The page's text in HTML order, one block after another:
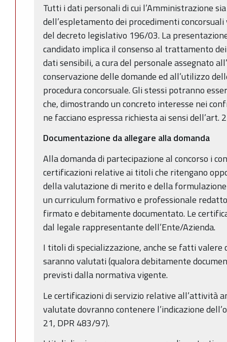
Tutti i dati personali di cui l’Amministrazione
dell’espletamento dei procedimenti
del decreto legislativo 196/03. La
candidato implica il consenso al trattamento
dati sensibili, a cura del personale assegnato
conservazione delle domande ed all’utilizzo
procedura concorsuale. Gli stessi potranno
che, dimostrando un concreto interesse nei
ne facciano espressa richiesta ai sensi dell’art.
Documentazione da allegare alla domanda
Alla domanda di partecipazione al concorso i
certificazioni relative ai titoli che ritengano
della valutazione di merito e della
un curriculum formativo e professionale
firmato e debitamente documentato. Le
dal legale rappresentante dell’Ente/Azienda.
I titoli di specializzazione, anche se fatti valere
saranno valutati (qualora debitamente
previsti dalla normativa vigente.
Le certificazioni di servizio relative all’attività
valutate dovranno contenere l’indicazione
21, DPR 483/97).